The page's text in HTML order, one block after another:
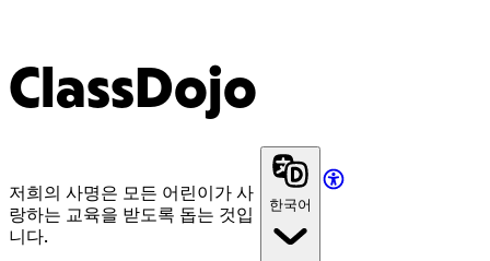
ClassDojo
저희의 사명은 모든 어린이가 사
랑하는 교육을 받도록 돕는 것입
니다.
한국어